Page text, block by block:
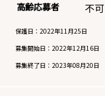
高齢応募者 不可
保護日：2022年11月25日
募集開始日： 2022年12月16日
募集終了日： 2023年08月20日